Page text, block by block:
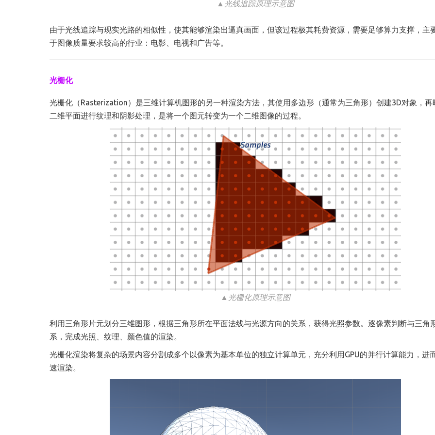
▲光线追踪原理示意图
由于光线追踪与现实光路的相似性，使其能够渲染出逼真画面，但该过程极其耗费资源，需要足够算力支撑，主
于图像质量要求较高的行业：电影、电视和广告等。
光栅化
光栅化（Rasterization）是三维计算机图形的另一种渲染方法，其使用多边形（通常为三角形）创建3D对象，再
二维平面进行纹理和阴影处理，是将一个图元转变为一个二维图像的过程。
▲光栅化原理示意图
利用三角形片元划分三维图形，根据三角形所在平面法线与光源方向的关系，获得光照参数。逐像素判断与三角
系，完成光照、纹理、颜色值的渲染。
光栅化渲染将复杂的场景内容分割成多个以像素为基本单位的独立计算单元，充分利用GPU的并行计算能力，进
速渲染。